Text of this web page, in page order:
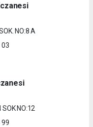
NO:8 A
03
SOK NO:12
99